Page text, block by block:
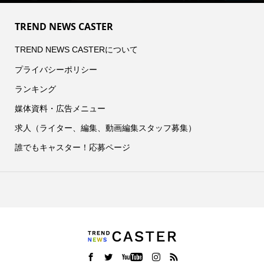
TREND NEWS CASTER
TREND NEWS CASTERについて
プライバシーポリシー
ランキング
媒体資料・広告メニュー
求人（ライター、編集、動画編集スタッフ募集）
誰でもキャスター！応募ページ